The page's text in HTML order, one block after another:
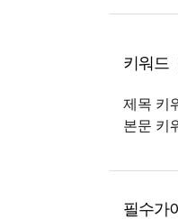
키워드
제목 키
본문 키
필수가